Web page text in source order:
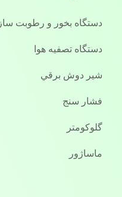
دستگاه بخور و رطوبت ساز
دستگاه تصفيه هوا
شير دوش برقي
فشار سنج
گلوكومتر
ماساژور